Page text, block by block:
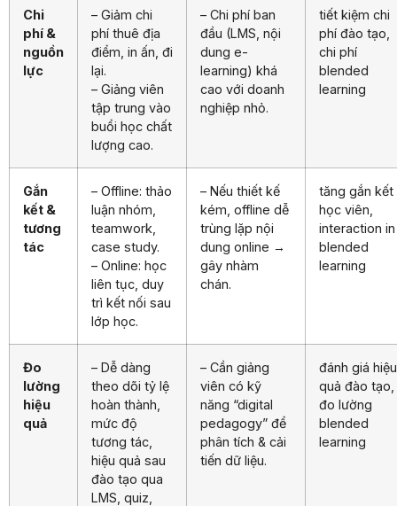
Chi
phí &
nguồn
lực
– Giảm chi
phí thuê địa
điểm, in ấn, đi
lại.
– Giảng viên
tập trung vào
buổi học chất
lượng cao.
– Chi phí ban
đầu (LMS, nội
dung e-
learning) khá
cao với doanh
nghiệp nhỏ.
tiết kiệm chi
phí đào tạo,
chi phí
blended
learning
Gắn
kết &
tương
tác
– Offline: thảo
luận nhóm,
teamwork,
case study.
– Online: học
liên tục, duy
trì kết nối sau
lớp học.
– Nếu thiết kế
kém, offline dễ
trùng lặp nội
dung online →
gây nhàm
chán.
tăng gắn kết
học viên,
interaction in
blended
learning
Đo
lường
hiệu
quả
– Dễ dàng
theo dõi tỷ lệ
hoàn thành,
mức độ
tương tác,
hiệu quả sau
đào tạo qua
LMS, quiz,
– Cần giảng
viên có kỹ
năng “digital
pedagogy” để
phân tích & cải
tiến dữ liệu.
đánh giá hiệu
quả đào tạo,
đo lường
blended
learning